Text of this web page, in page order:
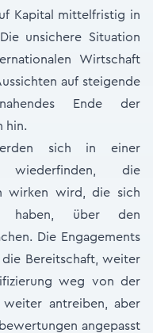
Kapital mittelfristig in
unsichere Situation
Wirtschaft
auf steigende
Ende der
hin.
sich in einer
wiederfinden, die
wirken wird, die sich
haben, über den
Die Engagements
Bereitschaft, weiter
weg von der
antreiben, aber
angepasst